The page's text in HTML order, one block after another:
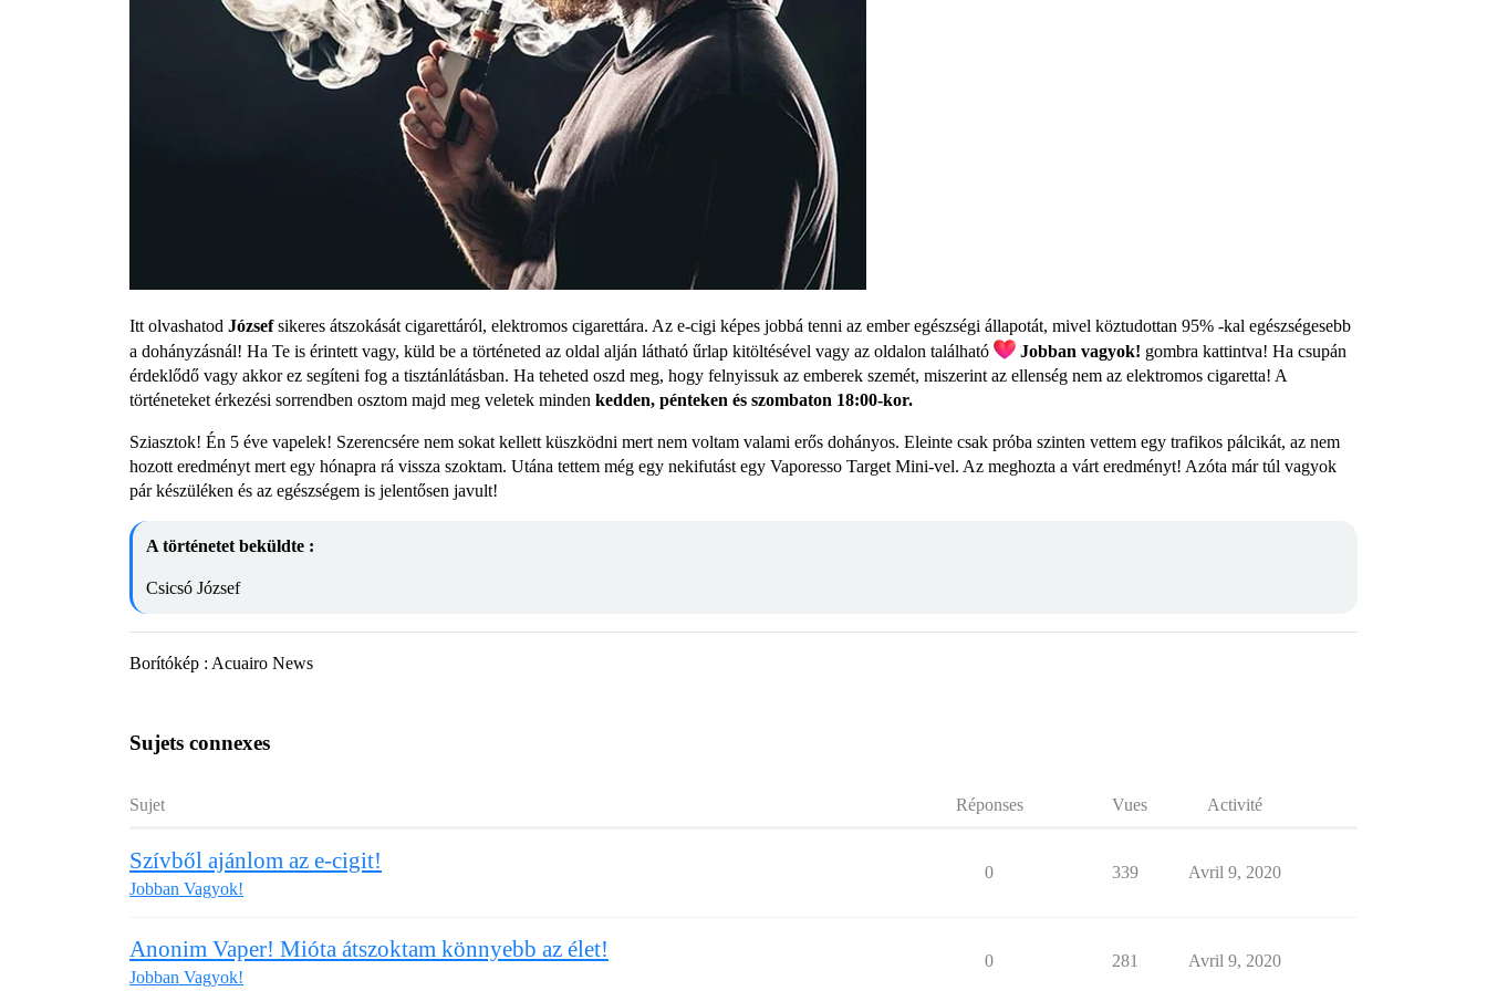
Itt olvashatod Józsefsikeres átszokását cigarettáról, elektromos cigarettára. Az e-cigi képes jobbá tenni az ember egészségi állapotát, mivel köztudottan 95% -kal egészségesebb
a dohányzásnál! Ha Te is érintett vagy, küld be a történeted az oldal alján látható űrlap kitöltésével vagy az oldalon található
Jobban vagyok! gombra kattintva! Ha csupán
érdeklődő vagy akkor ez segíteni fog a tisztánlátásban. Ha teheted oszd meg, hogy felnyissuk az emberek szemét, miszerint az ellenség nem az elektromos cigaretta! A
történeteket érkezési sorrendben osztom majd meg veletek minden kedden, pénteken és szombaton 18:00-kor.
Sziasztok! Én 5 éve vapelek! Szerencsére nem sokat kellett küszködni mert nem voltam valami erős dohányos. Eleinte csak próba szinten vettem egy trafikos pálcikát, az nem
hozott eredményt mert egy hónapra rá vissza szoktam. Utána tettem még egy nekifutást egy Vaporesso Target Mini-vel. Az meghozta a várt eredményt! Azóta már túl vagyok
pár készüléken és az egészségem is jelentősen javult!
A történetet beküldte :
Csicsó József
Borítókép : Acuairo News
Sujets connexes
Sujet Réponses Vues Activité
Szívből ajánlom az e-cigit!
Jobban Vagyok!
0 339 Avril 9, 2020
Anonim Vaper! Mióta átszoktam könnyebb az élet!
Jobban Vagyok!
0 281 Avril 9, 2020